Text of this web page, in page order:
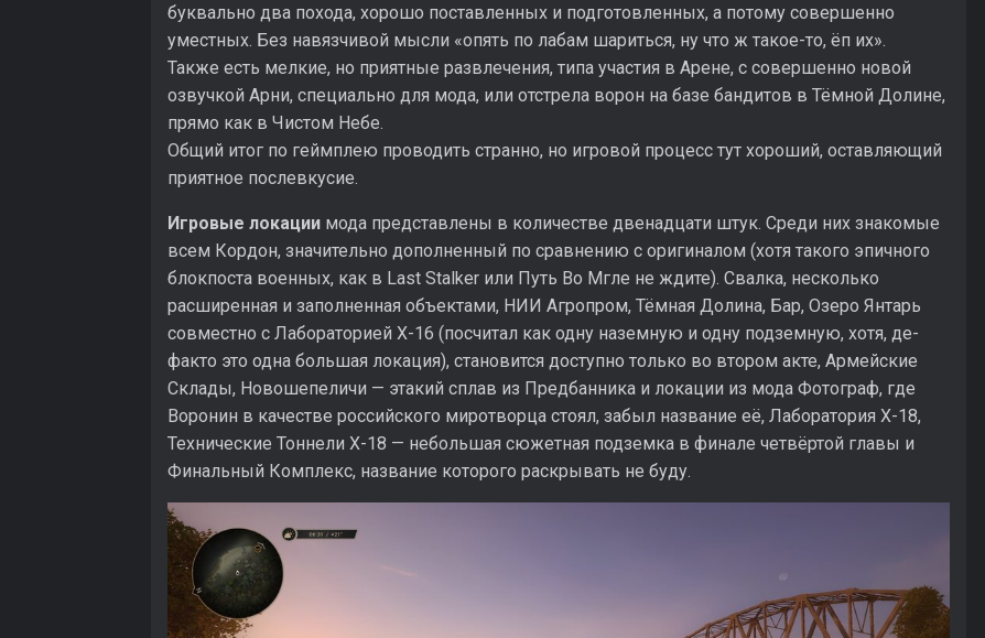
буквально два похода, хорошо поставленных и подготовленных, а потому совершенно
уместных. Без навязчивой мысли «опять по лабам шариться, ну что ж такое-то, ёп их».
Также есть мелкие, но приятные развлечения, типа участия в Арене, с совершенно новой
озвучкой Арни, специально для мода, или отстрела ворон на базе бандитов в Тёмной Долине,
прямо как в Чистом Небе.
Общий итог по геймплею проводить странно, но игровой процесс тут хороший, оставляющий
приятное послевкусие.
Игровые локации мода представлены в количестве двенадцати штук. Среди них знакомые
всем Кордон, значительно дополненный по сравнению с оригиналом (хотя такого эпичного
блокпоста военных, как в Last Stalker или Путь Во Мгле не ждите). Свалка, несколько
расширенная и заполненная объектами, НИИ Агропром, Тёмная Долина, Бар, Озеро Янтарь
совместно с Лабораторией X-16 (посчитал как одну наземную и одну подземную, хотя, де-
факто это одна большая локация), становится доступно только во втором акте, Армейские
Склады, Новошепеличи — этакий сплав из Предбанника и локации из мода Фотограф, где
Воронин в качестве российского миротворца стоял, забыл название её, Лаборатория X-18,
Технические Тоннели X-18 — небольшая сюжетная подземка в финале четвёртой главы и
Финальный Комплекс, название которого раскрывать не буду.